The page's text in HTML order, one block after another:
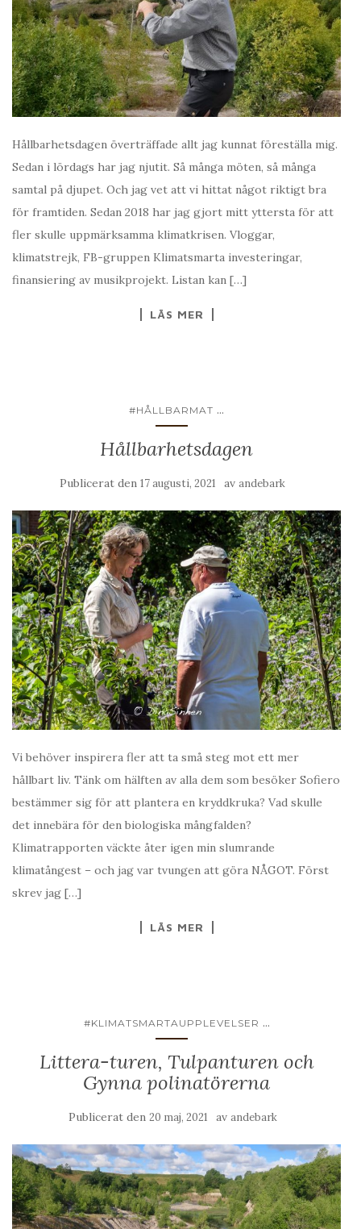
Hållbarhetsdagen överträffade allt jag kunnat föreställa mig.
Sedan i lördags har jag njutit. Så många möten, så många
samtal på djupet. Och jag vet att vi hittat något riktigt bra
för framtiden. Sedan 2018 har jag gjort mitt yttersta för att
fler skulle uppmärksamma klimatkrisen. Vloggar,
klimatstrejk, FB-gruppen Klimatsmarta investeringar,
finansiering av musikprojekt. Listan kan […]
LÄS MER
#HÅLLBARMAT ...
Hållbarhetsdagen
Publicerat den 17 augusti, 2021 av andebark
Vi behöver inspirera fler att ta små steg mot ett mer
hållbart liv. Tänk om hälften av alla dem som besöker Sofiero
bestämmer sig för att plantera en kryddkruka? Vad skulle
det innebära för den biologiska mångfalden?
Klimatrapporten väckte åter igen min slumrande
klimatångest – och jag var tvungen att göra NÅGOT. Först
skrev jag […]
LÄS MER
#KLIMATSMARTAUPPLEVELSER ...
Littera-turen, Tulpanturen och
Gynna polinatörerna
Publicerat den 20 maj, 2021 av andebark